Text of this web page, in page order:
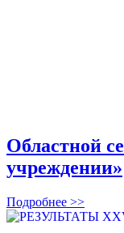
Областной
учреждении»
Подробнее >>